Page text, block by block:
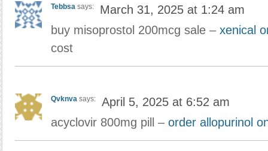
Tebbsa says:
March 31, 2025 at 1:24 am
buy misoprostol 200mcg sale – xenical
cost
Qvknva says:
April 5, 2025 at 6:52 am
acyclovir 800mg pill – order allopurinol